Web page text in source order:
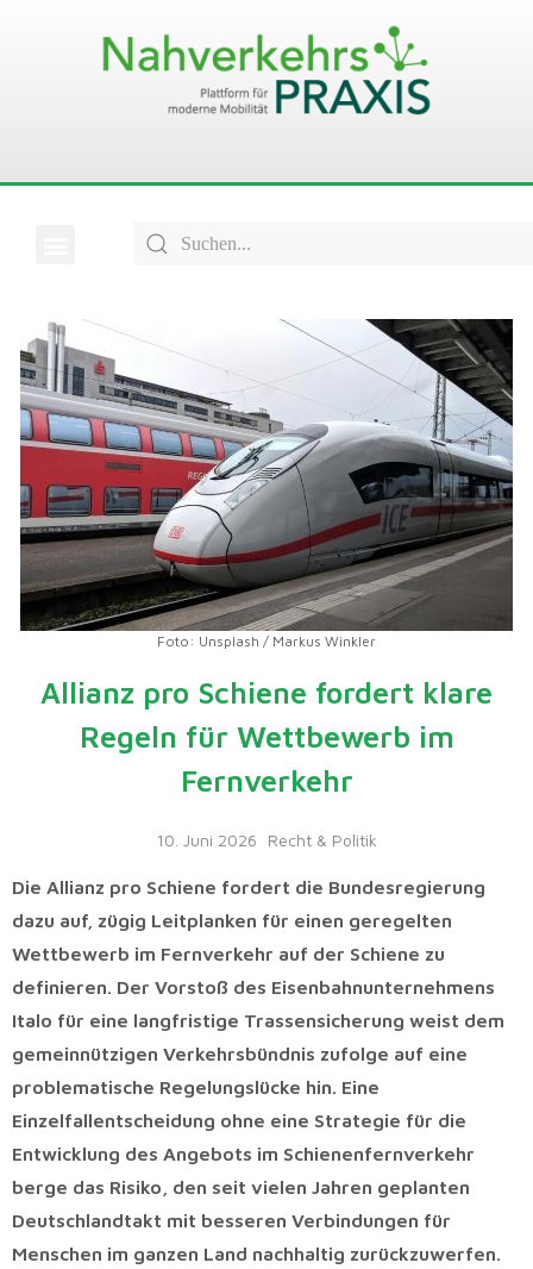
Foto: Unsplash / Markus Winkler
Allianz pro Schiene fordert klare
Regeln für Wettbewerb im
Fernverkehr
10. Juni 2026 Recht & Politik
Die Allianz pro Schiene fordert die Bundesregierung
dazu auf, zügig Leitplanken für einen geregelten
Wettbewerb im Fernverkehr auf der Schiene zu
definieren. Der Vorstoß des Eisenbahnunternehmens
Italo für eine langfristige Trassensicherung weist dem
gemeinnützigen Verkehrsbündnis zufolge auf eine
problematische Regelungslücke hin. Eine
Einzelfallentscheidung ohne eine Strategie für die
Entwicklung des Angebots im Schienenfernverkehr
berge das Risiko, den seit vielen Jahren geplanten
Deutschlandtakt mit besseren Verbindungen für
Menschen im ganzen Land nachhaltig zurückzuwerfen.